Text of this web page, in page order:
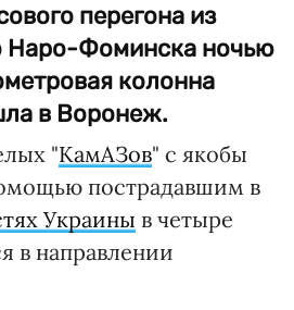
перегона из
Наро-Фоминска ночью
колонна
в Воронеж.
"КамАЗов" с якобы
пострадавшим в
Украины в четыре
в направлении